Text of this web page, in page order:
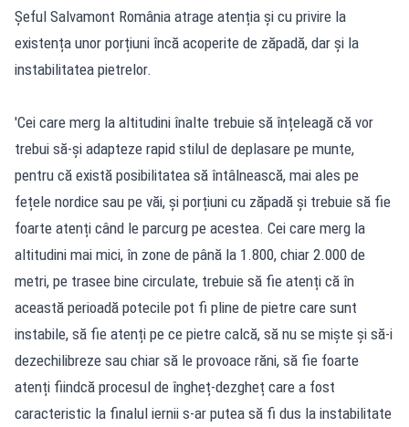
Șeful Salvamont România atrage atenția și cu privire la
existența unor porțiuni încă acoperite de zăpadă, dar și la
instabilitatea pietrelor.
'Cei care merg la altitudini înalte trebuie să înțeleagă că vor
trebui să-și adapteze rapid stilul de deplasare pe munte,
pentru că există posibilitatea să întâlnească, mai ales pe
fețele nordice sau pe văi, și porțiuni cu zăpadă și trebuie să fie
foarte atenți când le parcurg pe acestea. Cei care merg la
altitudini mai mici, în zone de până la 1.800, chiar 2.000 de
metri, pe trasee bine circulate, trebuie să fie atenți că în
această perioadă potecile pot fi pline de pietre care sunt
instabile, să fie atenți pe ce pietre calcă, să nu se miște și să-i
dezechilibreze sau chiar să le provoace răni, să fie foarte
atenți fiindcă procesul de îngheț-dezgheț care a fost
caracteristic la finalul iernii s-ar putea să fi dus la instabilitate